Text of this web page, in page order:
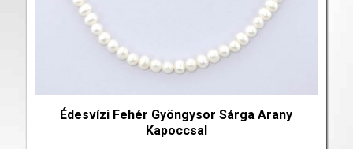
Édesvízi Fehér Gyöngysor Sárga Arany
Kapoccsal